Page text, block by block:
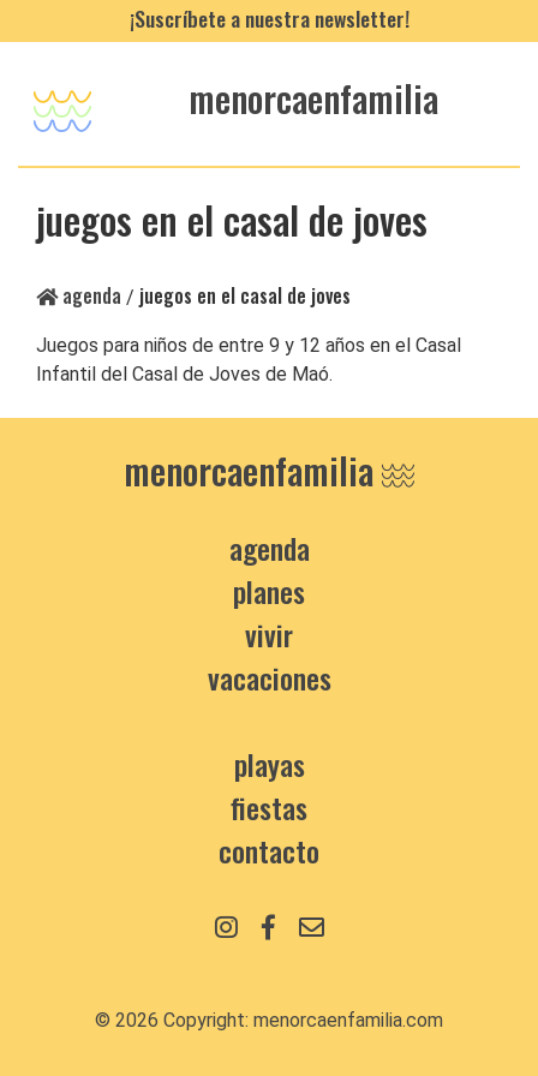
¡Suscríbete a nuestra newsletter!
menorcaenfamilia
juegos en el casal de joves
agenda / juegos en el casal de joves
Juegos para niños de entre 9 y 12 años en el Casal
Infantil del Casal de Joves de Maó.
menorcaenfamilia
agenda
planes
vivir
vacaciones
playas
fiestas
contacto
© 2026 Copyright: menorcaenfamilia.com